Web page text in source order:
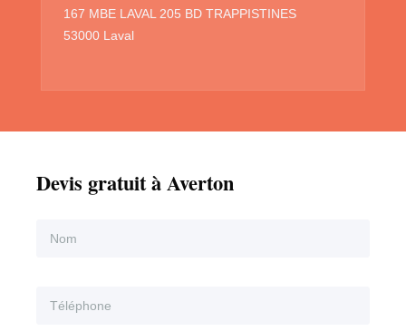
167 MBE LAVAL 205 BD TRAPPISTINES
53000 Laval
Devis gratuit à Averton